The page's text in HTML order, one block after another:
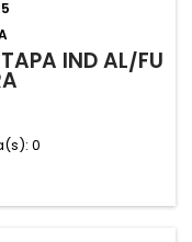
IND AL/FU
0